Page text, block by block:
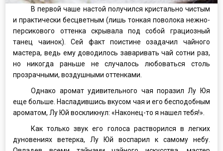
В первой чаше настой получился кристально чистым
и практически бесцветным (лишь тонкая поволока нежно-
персикового оттенка скрывала под собой грациозный
танец чаинок). Сей факт поистине озадачил чайного
мастера, ведь ему доводилось заваривать чай сотни раз,
но никогда раньше не случалось любоваться столь
прозрачными, воздушными оттенками.
Однако аромат удивительного чая поразил Лу Юя
еще больше. Насладившись вкусом чая и его бесподобным
ароматом, Лу Юй воскликнул: «Наконец-то я нашел тебя!».
Как только звук его голоса растворился в легких
дуновениях ветерка, Лу Юй воспарил к самому небу.